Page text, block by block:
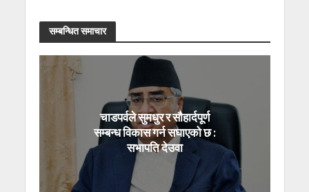
सम्बन्धित समाचार
चाडपर्वले सुमधुर र सौहार्दपूर्ण
सम्बन्ध विकास गर्न सघाएको छ :
सभापति देउवा